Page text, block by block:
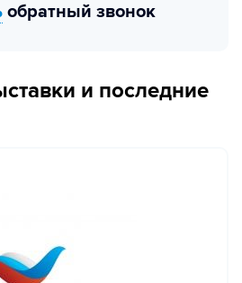
обратный звонок
и последние